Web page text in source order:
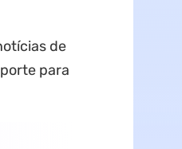
de
para